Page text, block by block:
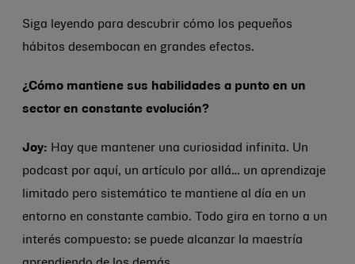
Siga leyendo para descubrir cómo los pequeños
hábitos desembocan en grandes efectos.
¿Cómo mantiene sus habilidades a punto en un
sector en constante evolución?
Joy: Hay que mantener una curiosidad infinita. Un
podcast por aquí, un artículo por allá… un aprendizaje
limitado pero sistemático te mantiene al día en un
entorno en constante cambio. Todo gira en torno a un
interés compuesto: se puede alcanzar la maestría